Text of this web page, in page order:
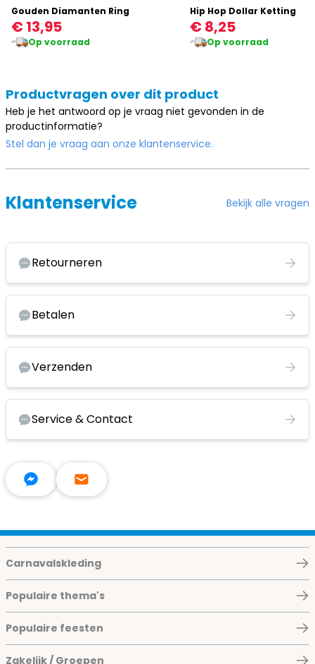
Gouden Diamanten Ring
€ 13,95
Op voorraad
Hip Hop Dollar Ketting
€ 8,25
Op voorraad
Productvragen over dit product
Heb je het antwoord op je vraag niet gevonden in de
productinformatie?
Stel dan je vraag aan onze klantenservice.
Klantenservice Bekijk alle vragen
Retourneren
Betalen
Verzenden
Service & Contact
Carnavalskleding
Populaire thema's
Populaire feesten
Zakelijk / Groepen